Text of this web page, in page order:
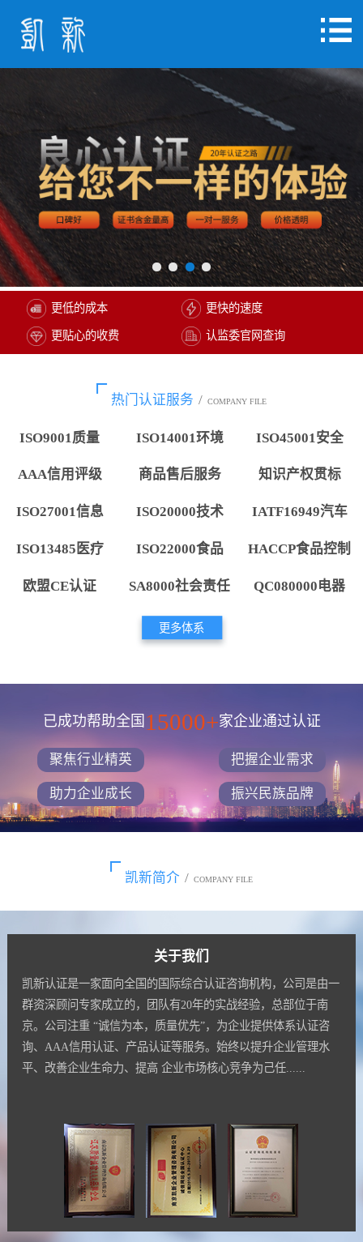
更低的成本 更快的速度
更贴心的收费 认监委官网查询
热门认证服务 / COMPANY FILE
ISO9001质量 ISO14001环境 ISO45001安全
AAA信用评级 商品售后服务 知识产权贯标
ISO27001信息 ISO20000技术 IATF16949汽车
ISO13485医疗 ISO22000食品 HACCP食品控制
欧盟CE认证 SA8000社会责任 QC080000电器
更多体系
已成功帮助全国 15000+家企业通过认证
聚焦行业精英 把握企业需求
助力企业成长 振兴民族品牌
凯新简介 / COMPANY FILE
关于我们
凯新认证是一家面向全国的国际综合认证咨询机构，公司是由一
群资深顾问专家成立的，团队有20年的实战经验，总部位于南
京。公司注重 “诚信为本，质量优先”，为企业提供体系认证咨
询、AAA信用认证、产品认证等服务。始终以提升企业管理水
平、改善企业生命力、提高 企业市场核心竞争为己任......